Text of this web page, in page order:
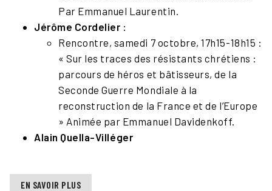
Par Emmanuel Laurentin.
Jérôme Cordelier :
Rencontre, samedi 7 octobre, 17h15-18h15 :
« Sur les traces des résistants chrétiens :
parcours de héros et bâtisseurs, de la
Seconde Guerre Mondiale à la
reconstruction de la France et de l’Europe
» Animée par Emmanuel Davidenkoff.
Alain Quella-Villéger
EN SAVOIR PLUS